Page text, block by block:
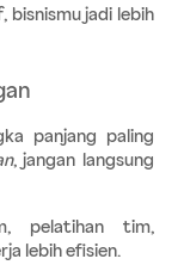
bisnismu jadi lebih
panjang paling
, jangan langsung
pelatihan tim,
lebih efisien.